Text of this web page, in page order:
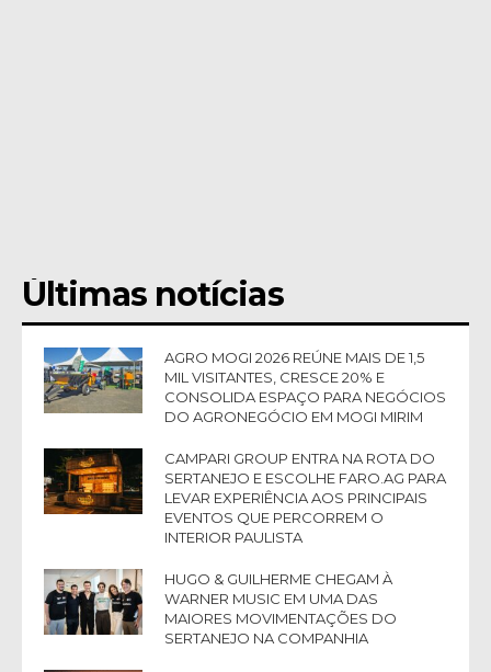
Últimas notícias
AGRO MOGI 2026 REÚNE MAIS DE 1,5
MIL VISITANTES, CRESCE 20% E
CONSOLIDA ESPAÇO PARA NEGÓCIOS
DO AGRONEGÓCIO EM MOGI MIRIM
CAMPARI GROUP ENTRA NA ROTA DO
SERTANEJO E ESCOLHE FARO.AG PARA
LEVAR EXPERIÊNCIA AOS PRINCIPAIS
EVENTOS QUE PERCORREM O
INTERIOR PAULISTA
HUGO & GUILHERME CHEGAM À
WARNER MUSIC EM UMA DAS
MAIORES MOVIMENTAÇÕES DO
SERTANEJO NA COMPANHIA